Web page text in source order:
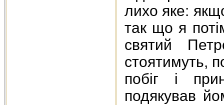
лихо яке: якщо
так що я
святий
стоятимуть,
побіг і
подякував